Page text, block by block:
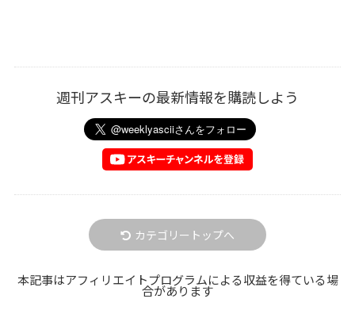
週刊アスキーの最新情報を購読しよう
カテゴリートップへ
本記事はアフィリエイトプログラムによる収益を得ている場
合があります